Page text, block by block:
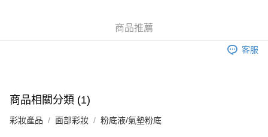
付款後門市自取，訂單確認後2-4個工作天到店，7天內取。逾期後
商品推薦
客服
商品相關分類 (1)
彩妝產品 面部彩妝 粉底液/氣墊粉底